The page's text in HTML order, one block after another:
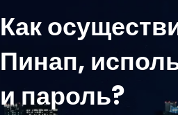
Как
Пинап,
и пароль?